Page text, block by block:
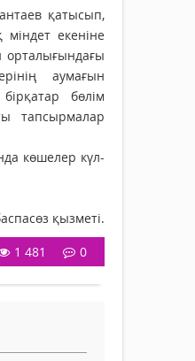
қатысып,
екеніне
орталығындағы
аумағын
бөлім
тапсырмалар
көшелер күл-
қызметі.
1 481 0